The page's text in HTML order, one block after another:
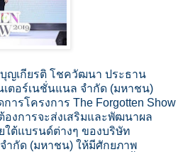
ญเกียรติ โชควัฒนา ประธาน
ตอร์เนชั่นแนล จำกัด (มหาชน)
ารโครงการ The Forgotten Show
องการจะส่งเสริมและพัฒนาผล
ใต้แบรนด์ต่างๆ ของบริษัท
ำกัด (มหาชน) ให้มีศักยภาพ